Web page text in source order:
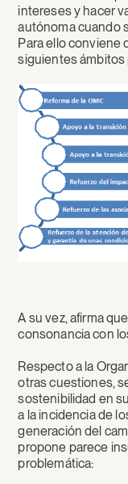
intereses y hacer
autónoma cuando
Para ello conviene
siguientes ámbitos
A su vez, afirma
consonancia con
Respecto a la
otras cuestiones,
sostenibilidad en
a la incidencia de
generación del
propone parece
problemática: